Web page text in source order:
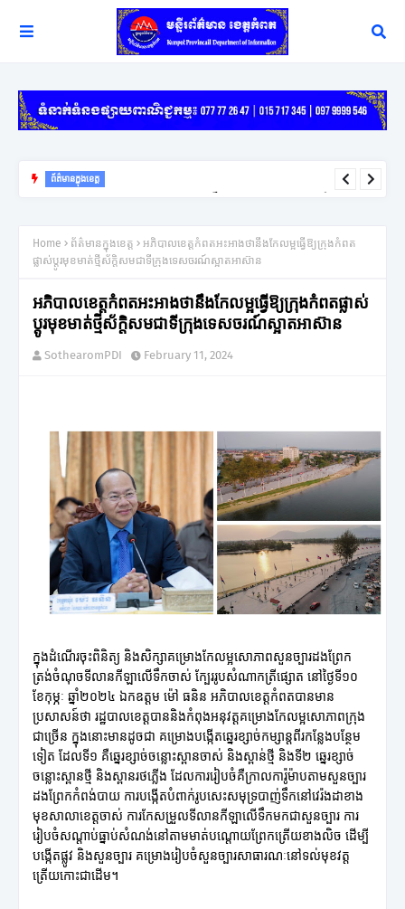
ព័ត៌មានក្នុងខេត្ត
Home ព័ត៌មានក្នុងខេត្ត
អភិបាលខេត្តកំពតអះអាងថានឹងកែលម្អធ្វើឱ្យក្រុងកំពត
ផ្លាស់ប្តូរមុខមាត់ថ្មីស័ក្តិសមជាទីក្រុងទេសចរណ៍ស្អាតអាស៊ាន
អភិបាលខេត្តកំពតអះអាងថានឹងកែលម្អធ្វើឱ្យក្រុងកំពតផ្លាស់
ប្តូរមុខមាត់ថ្មីស័ក្តិសមជាទីក្រុងទេសចរណ៍ស្អាតអាស៊ាន
SothearomPDI February 11, 2024
ក្នុងដំណើរចុះពិនិត្យ និងសិក្សាគម្រោងកែលម្អសោភាពសួនច្បារដងព្រែក
ត្រង់ចំណុចទីលានកីឡាលើទឹកចាស់ ក្បែររូបសំណាកត្រីផ្សោត នៅថ្ងៃទី១០
ខែកុម្ភៈ ឆ្នាំ២០២៤ ឯកឧត្តម ម៉ៅ ធនិន អភិបាលខេត្តកំពតបានមាន
ប្រសាសន៍ថា រដ្ឋបាលខេត្តបាននិងកំពុងអនុវត្តគម្រោងកែលម្អសោភាពក្រុង
ជាច្រើន ក្នុងនោះមានដូចជា គម្រោងបង្កើតឆ្នេរខ្សាច់កម្សាន្តពីរកន្លែងបន្ថែម
ទៀត ដែលទី១ គឺឆ្នេរខ្សាច់ចន្លោះស្ពានចាស់ និងស្ពាន់ថ្មី និងទី២ ឆ្នេរខ្សាច់
ចន្លោះស្ពានថ្មី និងស្ពានរថភ្លើង ដែលការរៀបចំគឺក្រាលការ៉ូម៉ាបតាមសួនច្បារ
ដងព្រែកកំពង់បាយ ការបង្កើតបំពាក់រូបសេះសមុទ្របាញ់ទឹកនៅវេរ៉ងដាខាង
មុខសាលាខេត្តចាស់ ការកែសម្រួលទីលានកីឡាលើទឹកមកជាសួនច្បារ ការ
រៀបចំសណ្តាប់ធ្នាប់សំណង់នៅតាមមាត់បណ្តោយព្រែកត្រើយខាងលិច ដើម្បី
បង្កើតផ្លូវ និងសួនច្បារ គម្រោងរៀបចំសួនច្បារសាធារណៈនៅទល់មុខវត្ត
ត្រើយកោះជាដើម។